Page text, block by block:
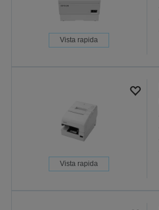
Vista rapida
Vista rapida